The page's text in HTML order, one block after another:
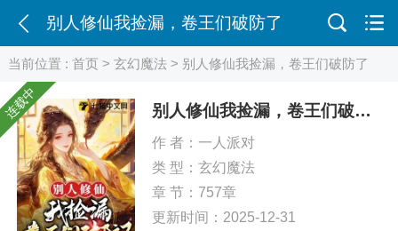
别人修仙我捡漏，卷王们破防了
当前位置 :首页 >玄幻魔法 > 别人修仙我捡漏，卷王们破防了
连载中 别人修仙我捡漏，卷王们破防了
作 者： 一人派对
类 型： 玄幻魔法
章 节：757章
更新时间：2025-12-31